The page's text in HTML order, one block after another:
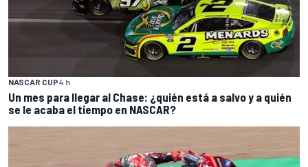
NASCAR CUP4 h
Un mes para llegar al Chase: ¿quién está a salvo y a quién
se le acaba el tiempo en NASCAR?